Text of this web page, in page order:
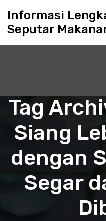
Informasi
Seputar
Tag
Siang
dengan
Segar